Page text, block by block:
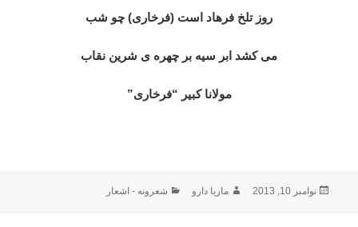
روز تلخ فرهاد است (فرخاری) چو شب
می کشد ابر سیه بر چهره ی شرین نقاب
مولانا کبیر “فرخاری”
ارسال
نوامبر 10, 2013 نویسنده
ماریا دارو دسته‌ها
شعرونه - اشعار